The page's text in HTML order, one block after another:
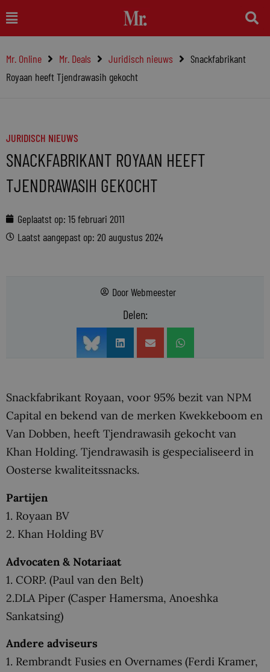
naar
inhoud
Main
Menu
Mr. Online Mr. Deals Juridisch nieuws
Snackfabrikant
Royaan heeft Tjendrawasih gekocht
JURIDISCH NIEUWS
SNACKFABRIKANT ROYAAN HEEFT
TJENDRAWASIH GEKOCHT
Geplaatst op: 15 februari 2011
Laatst aangepast op: 20 augustus 2024
DoorWebmeester
Delen:
Snackfabrikant Royaan, voor 95% bezit van NPM
Capital en bekend van de merken Kwekkeboom en
Van Dobben, heeft Tjendrawasih gekocht van
Khan Holding. Tjendrawasih is gespecialiseerd in
Oosterse kwaliteitssnacks.
Partijen
1. Royaan BV
2. Khan Holding BV
Advocaten & Notariaat
1. CORP. (Paul van den Belt)
2.DLA Piper (Casper Hamersma, Anoeshka
Sankatsing)
Andere adviseurs
1. Rembrandt Fusies en Overnames (Ferdi Kramer,